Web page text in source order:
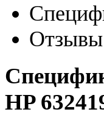
Отзывы
HP